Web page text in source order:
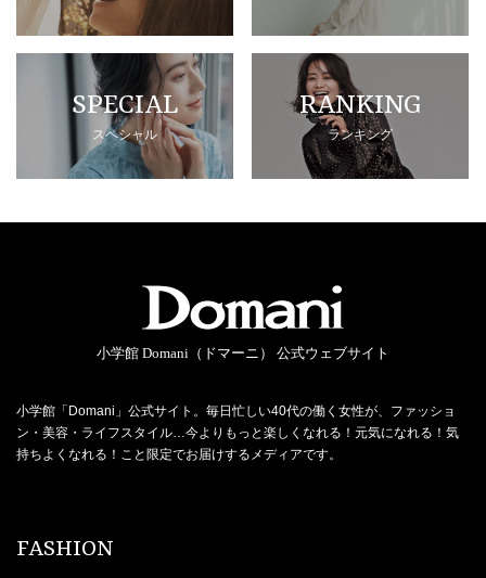
SPECIAL
スペシャル
RANKING
ランキング
小学館 Domani（ドマーニ） 公式ウェブサイト
小学館「Domani」公式サイト。毎日忙しい40代の働く女性が、ファッショ
ン・美容・ライフスタイル…今よりもっと楽しくなれる！元気になれる！気
持ちよくなれる！こと限定でお届けするメディアです。
FASHION